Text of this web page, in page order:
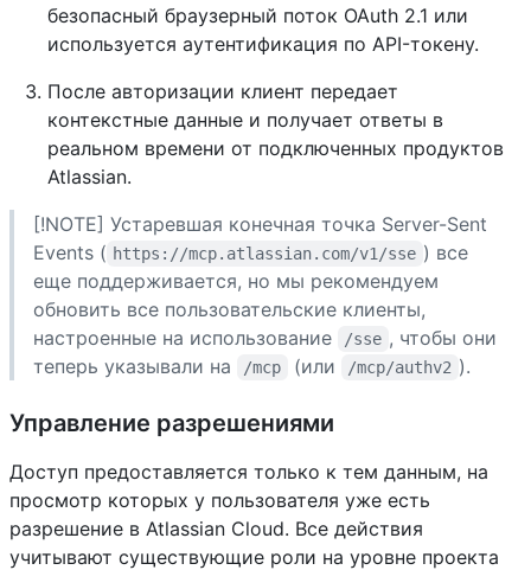
безопасный браузерный поток OAuth 2.1 или
используется аутентификация по API-токену.
После авторизации клиент передает
контекстные данные и получает ответы в
реальном времени от подключенных продуктов
Atlassian.
[!NOTE] Устаревшая конечная точка Server-Sent
Events ( https://mcp.atlassian.com/v1/sse ) все
еще поддерживается, но мы рекомендуем
обновить все пользовательские клиенты,
настроенные на использование
/sse , чтобы они
теперь указывали на
/mcp (или /mcp/authv2 ).
Управление разрешениями
Доступ предоставляется только к тем данным, на
просмотр которых у пользователя уже есть
разрешение в Atlassian Cloud. Все действия
учитывают существующие роли на уровне проекта